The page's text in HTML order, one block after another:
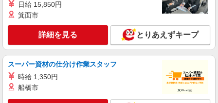
日給 15,850円
箕面市
詳細を見る とりあえずキープ
スーパー資材の仕分け作業スタッフ
時給 1,350円
船橋市